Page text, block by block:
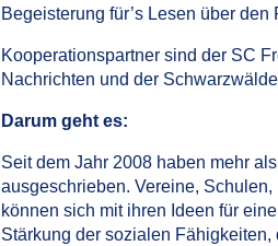
Begeisterung für’s Lesen über den
Kooperationspartner sind der SC
Nachrichten und der
Darum geht es:
Seit dem Jahr 2008 haben mehr
ausgeschrieben. Vereine,
können sich mit ihren Ideen für
Stärkung der sozialen